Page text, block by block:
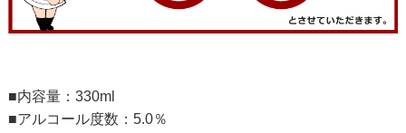
■内容量：330ml
■アルコール度数：5.0％